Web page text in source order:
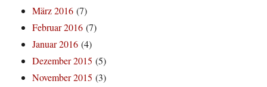
März 2016 (7)
Februar 2016 (7)
Januar 2016 (4)
Dezember 2015 (5)
November 2015 (3)